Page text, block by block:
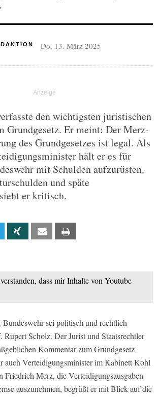
Do, 13. März 2025
den wichtigsten juristischen
Grundgesetz. Er meint: Der Merz-
des Grundgesetzes ist legal. Als
hält er es für
mit Schulden aufzurüsten.
und späte
er kritisch.
Linkedin Xing Email
dass mir Inhalte von Youtube
sei politisch und rechtlich
Rupert Scholz. Der Jurist und Staatsrechtler
Kommentar zum Grundgesetz
auch Verteidigungsminister im Kabinett Kohl
Friedrich Merz, die Verteidigungsausgaben
auszunehmen, begrüßt er mit Blick auf die